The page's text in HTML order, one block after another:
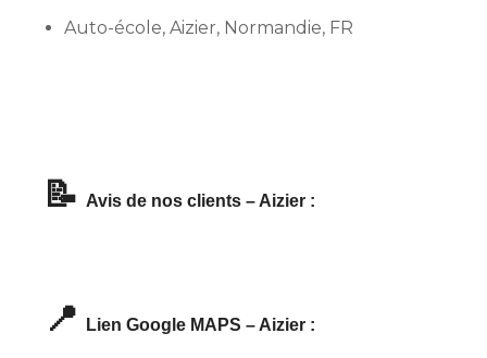
Auto-école, Aizier, Normandie, FR
📝 Avis de nos clients – Aizier :
📍 Lien Google MAPS – Aizier :